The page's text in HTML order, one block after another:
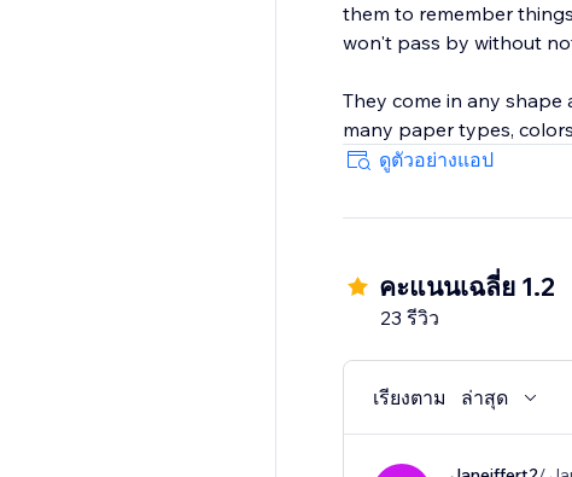
them to remember
won't pass by without
They come in any
many paper types,
ดูตัวอย่างแอป
คะแนนเฉลี่ย 1.2
23 รีวิว
เรียงตาม ล่าสุด